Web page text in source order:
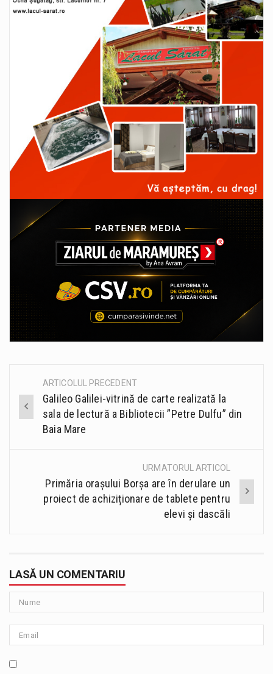
Post
navigation
ARTICOLUL PRECEDENT
Galileo Galilei-vitrină de carte realizată la
sala de lectură a Bibliotecii ”Petre Dulfu” din
Baia Mare
URMATORUL ARTICOL
Primăria orașului Borșa are în derulare un
proiect de achiziționare de tablete pentru
elevi și dascăli
LASĂ UN COMENTARIU